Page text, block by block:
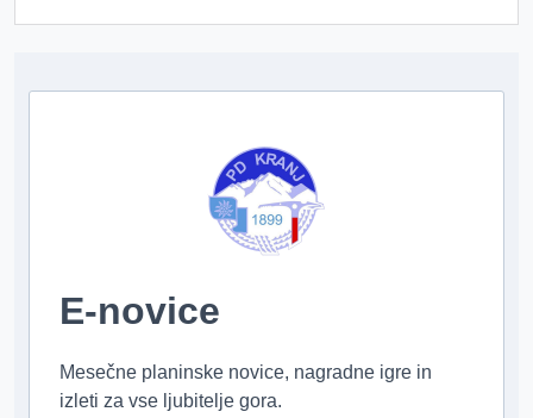
E-novice
Mesečne planinske novice, nagradne igre in
izleti za vse ljubitelje gora.